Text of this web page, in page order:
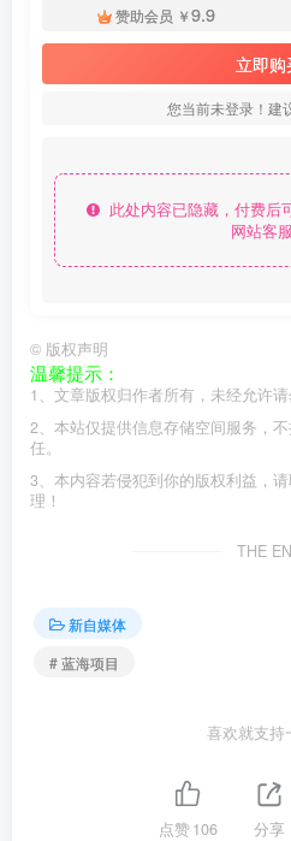
赞助会员 ￥9.9
立即购
您当前未登录！建
此处内容已隐藏，付费后
网站客服
© 版权声明
温馨提示：
1、文章版权归作者所有，未经允许请
2、本站仅提供信息存储空间服务，
任。
3、本内容若侵犯到你的版权利益，
理！
THE
新自媒体
# 蓝海项目
喜欢就支持
点赞106 分享